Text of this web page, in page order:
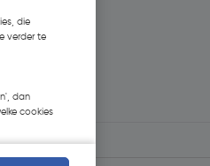
die
verder te
dan
cookies